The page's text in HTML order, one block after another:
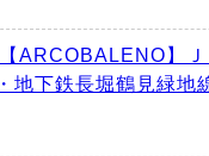
ARCOBALENO】
地下鉄長堀鶴見緑地